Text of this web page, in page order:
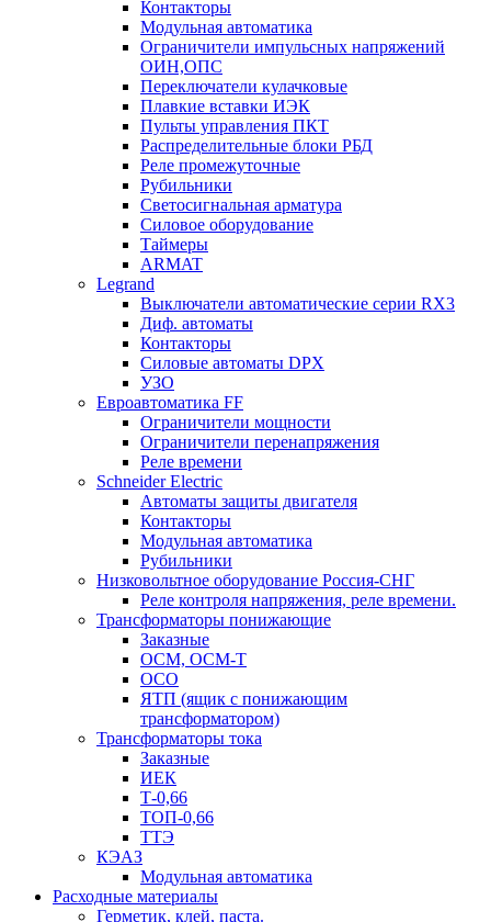
Контакторы
Модульная автоматика
Ограничители импульсных напряжений
ОИН,ОПС
Переключатели кулачковые
Плавкие вставки ИЭК
Пульты управления ПКТ
Распределительные блоки РБД
Реле промежуточные
Рубильники
Светосигнальная арматура
Силовое оборудование
Таймеры
ARMAT
Legrand
Выключатели автоматические серии RX3
Диф. автоматы
Контакторы
Силовые автоматы DPX
УЗО
Евроавтоматика FF
Ограничители мощности
Ограничители перенапряжения
Реле времени
Schneider Electric
Автоматы защиты двигателя
Контакторы
Модульная автоматика
Рубильники
Низковольтное оборудование Россия-СНГ
Реле контроля напряжения, реле времени.
Трансформаторы понижающие
Заказные
ОСМ, ОСМ-Т
ОСО
ЯТП (ящик с понижающим
трансформатором)
Трансформаторы тока
Заказные
ИЕК
Т-0,66
ТОП-0,66
ТТЭ
КЭАЗ
Модульная автоматика
Расходные материалы
Герметик, клей, паста.